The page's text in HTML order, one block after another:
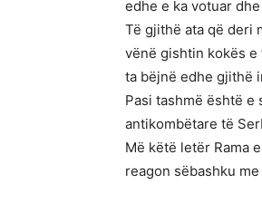
edhe e ka votuar
Të gjithë ata që deri
vënë gishtin kokës
ta bëjnë edhe gjithë
Pasi tashmë është e
antikombëtare të
Më këtë letër Rama
reagon sëbashku